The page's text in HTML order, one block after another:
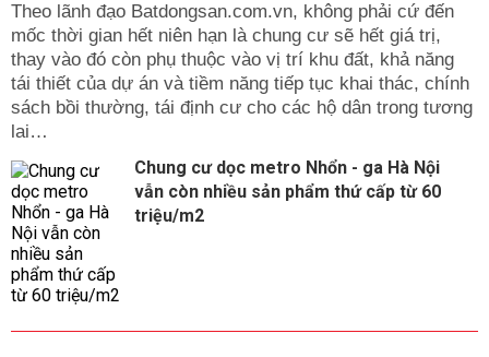
Theo lãnh đạo Batdongsan.com.vn, không phải cứ đến
mốc thời gian hết niên hạn là chung cư sẽ hết giá trị,
thay vào đó còn phụ thuộc vào vị trí khu đất, khả năng
tái thiết của dự án và tiềm năng tiếp tục khai thác, chính
sách bồi thường, tái định cư cho các hộ dân trong tương
lai…
Chung cư dọc metro Nhổn - ga Hà Nội
vẫn còn nhiều sản phẩm thứ cấp từ 60
triệu/m2